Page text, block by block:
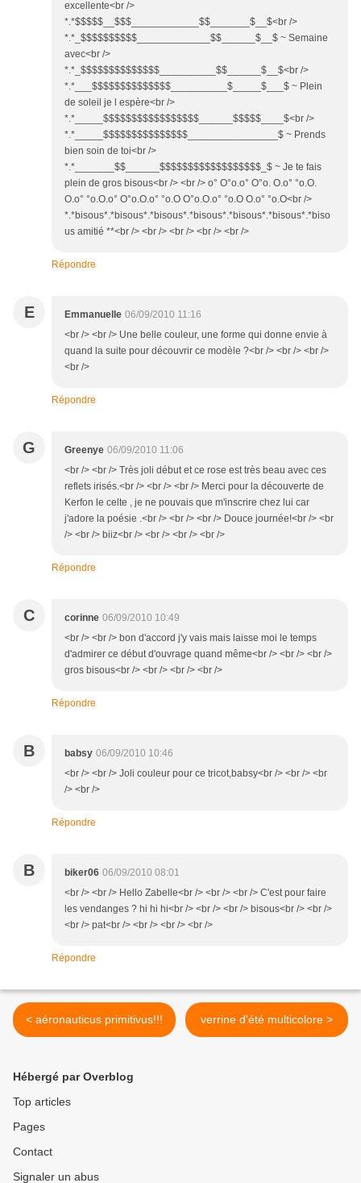
excellente<br />
*.*$$$$$__$$$____________$$_______$__$<br />
*.*_$$$$$$$$$$_____________$$______$__$ ~ Semaine
avec<br />
*.*_$$$$$$$$$$$$$$__________$$______$__$<br />
*.*___$$$$$$$$$$$$$$__________$_____$___$ ~ Plein
de soleil je l espère<br />
*.*_____$$$$$$$$$$$$$$$$$______$$$$$____$<br />
*.*_____$$$$$$$$$$$$$$$________________$ ~ Prends
bien soin de toi<br />
*.*_______$$______$$$$$$$$$$$$$$$$$$_$ ~ Je te fais
plein de gros bisous<br /> <br /> o° O°o.o° O°o. O.o° °o.O.
O.o° °o.O.o° O°o.O.o° °o.O O°o.O.o° °o.O O.o° °o.O<br />
*.*bisous*.*bisous*.*bisous*.*bisous*.*bisous*.*bisous*.*biso
us amitié **<br /> <br /> <br /> <br /> <br />
Répondre
E Emmanuelle 06/09/2010 11:16
<br /> <br /> Une belle couleur, une forme qui donne envie à
quand la suite pour découvrir ce modèle ?<br /> <br /> <br />
<br />
Répondre
G Greenye 06/09/2010 11:06
<br /> <br /> Très joli début et ce rose est très beau avec ces
reflets irisés.<br /> <br /> <br /> Merci pour la découverte de
Kerfon le celte , je ne pouvais que m'inscrire chez lui car
j'adore la poésie .<br /> <br /> <br /> Douce journée!<br /> <br
/> <br /> biiz<br /> <br /> <br /> <br />
Répondre
C corinne 06/09/2010 10:49
<br /> <br /> bon d'accord j'y vais mais laisse moi le temps
d'admirer ce début d'ouvrage quand même<br /> <br /> <br />
gros bisous<br /> <br /> <br /> <br />
Répondre
B babsy 06/09/2010 10:46
<br /> <br /> Joli couleur pour ce tricot,babsy<br /> <br /> <br
/> <br />
Répondre
B biker06 06/09/2010 08:01
<br /> <br /> Hello Zabelle<br /> <br /> <br /> C'est pour faire
les vendanges ? hi hi hi<br /> <br /> <br /> bisous<br /> <br />
<br /> pat<br /> <br /> <br /> <br />
Répondre
< aéronauticus primitivus!!! verrine d'été multicolore >
Hébergé par Overblog
Top articles
Pages
Contact
Signaler un abus